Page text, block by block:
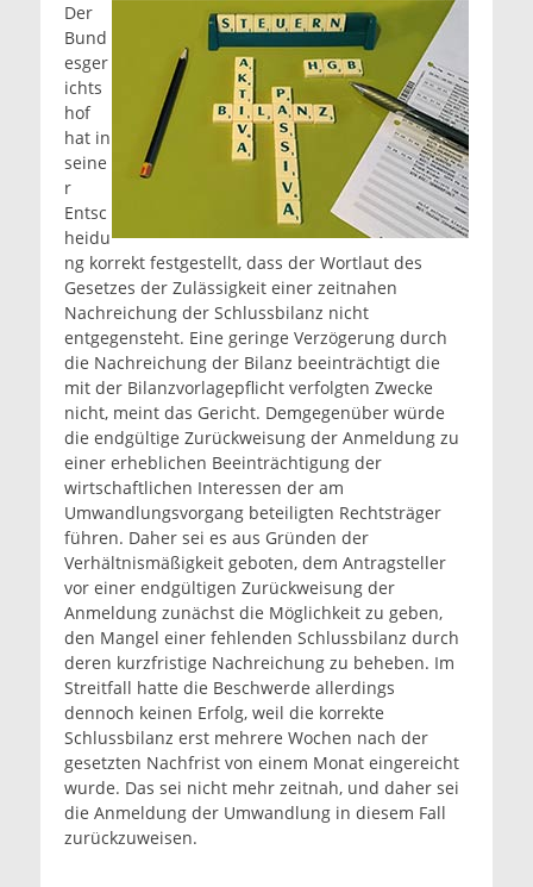
Der
Bund
esger
ichts
hof
hat in
seine
r
Entsc
heidu
ng korrekt festgestellt, dass der Wortlaut des
Gesetzes der Zulässigkeit einer zeitnahen
Nachreichung der Schlussbilanz nicht
entgegensteht. Eine geringe Verzögerung durch
die Nachreichung der Bilanz beeinträchtigt die
mit der Bilanzvorlagepflicht verfolgten Zwecke
nicht, meint das Gericht. Demgegenüber würde
die endgültige Zurückweisung der Anmeldung zu
einer erheblichen Beeinträchtigung der
wirtschaftlichen Interessen der am
Umwandlungsvorgang beteiligten Rechtsträger
führen. Daher sei es aus Gründen der
Verhältnismäßigkeit geboten, dem Antragsteller
vor einer endgültigen Zurückweisung der
Anmeldung zunächst die Möglichkeit zu geben,
den Mangel einer fehlenden Schlussbilanz durch
deren kurzfristige Nachreichung zu beheben. Im
Streitfall hatte die Beschwerde allerdings
dennoch keinen Erfolg, weil die korrekte
Schlussbilanz erst mehrere Wochen nach der
gesetzten Nachfrist von einem Monat eingereicht
wurde. Das sei nicht mehr zeitnah, und daher sei
die Anmeldung der Umwandlung in diesem Fall
zurückzuweisen.